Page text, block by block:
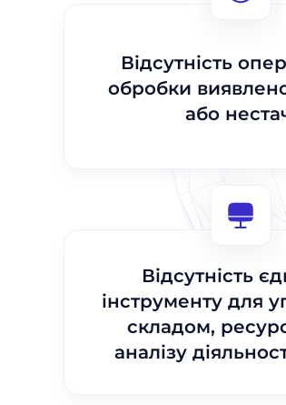
Відсутність
обробки
або
Відсутність
інструменту для
складом,
аналізу